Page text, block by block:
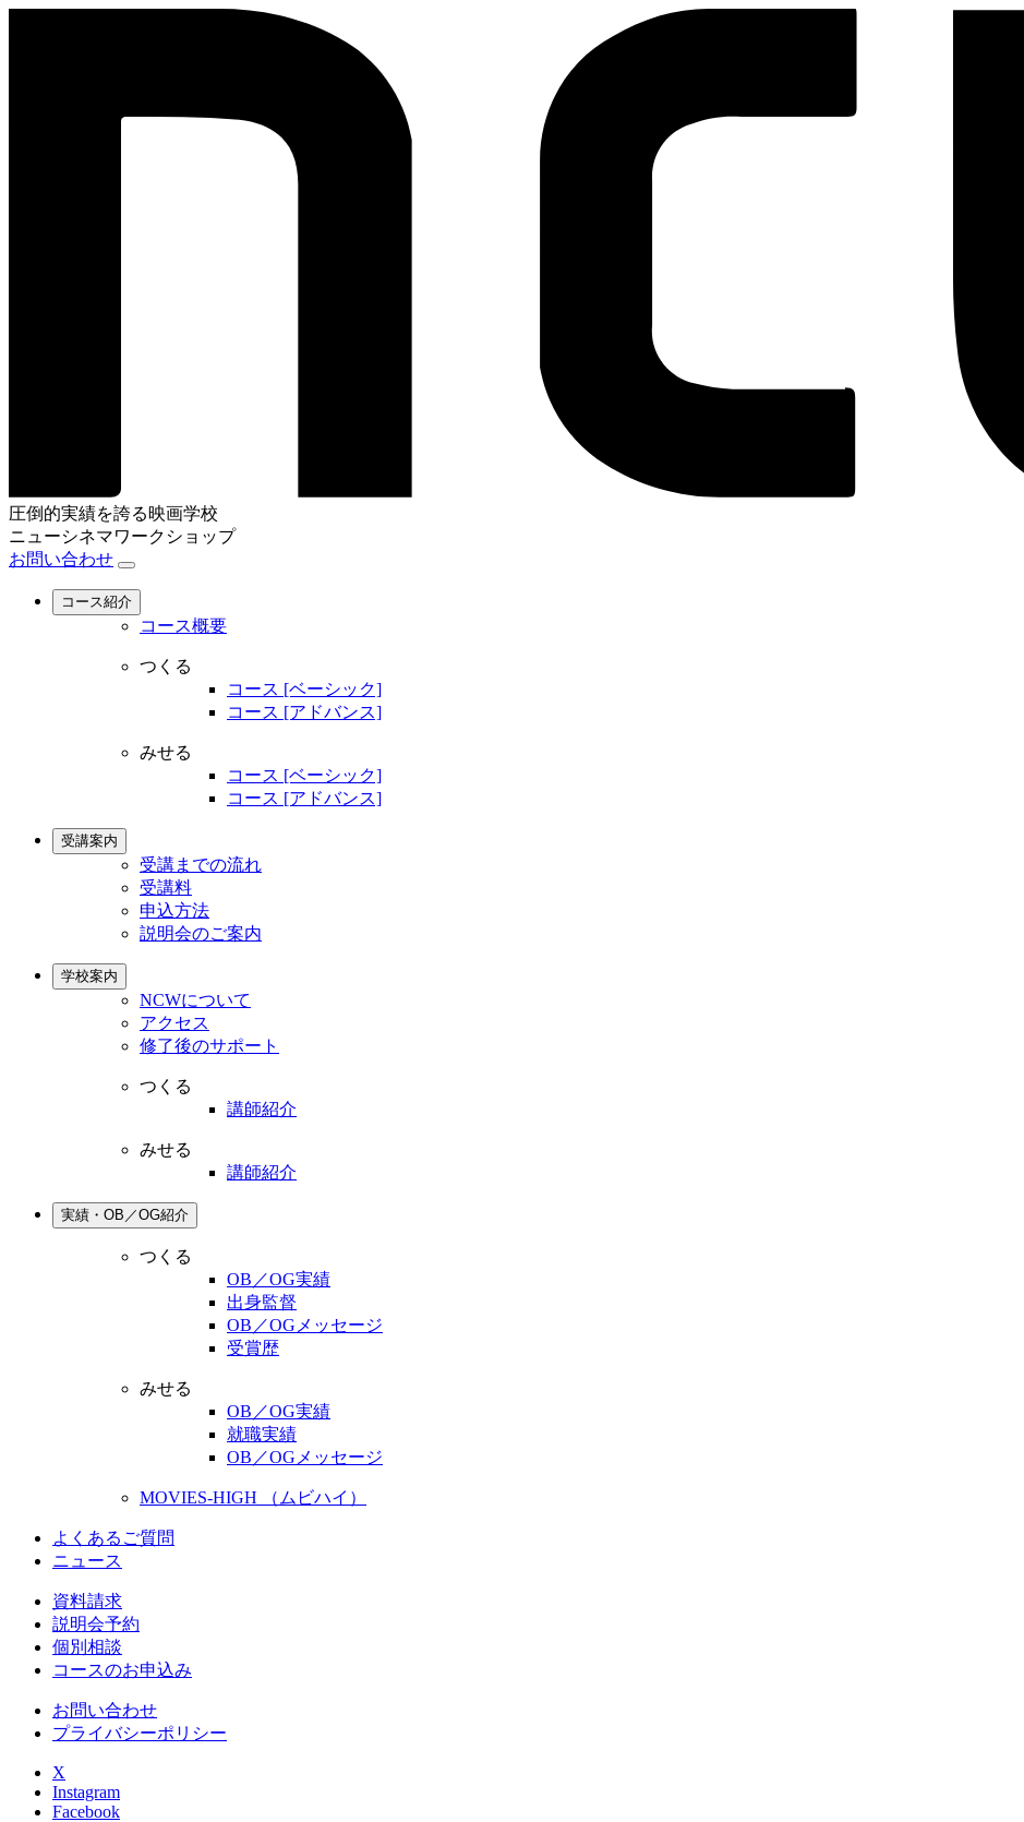
圧倒的実績を誇る映画学校
ニューシネマワークショップ
お問い合わせ
コース紹介
コース概要
つくる
コース [ベーシック]
コース [アドバンス]
みせる
コース [ベーシック]
コース [アドバンス]
受講案内
受講までの流れ
受講料
申込方法
説明会のご案内
学校案内
NCWについて
アクセス
修了後のサポート
つくる
講師紹介
みせる
講師紹介
実績・OB／OG紹介
つくる
OB／OG実績
出身監督
OB／OGメッセージ
受賞歴
みせる
OB／OG実績
就職実績
OB／OGメッセージ
MOVIES-HIGH （ムビハイ）
よくあるご質問
ニュース
資料請求
説明会予約
個別相談
コースのお申込み
お問い合わせ
プライバシーポリシー
X
Instagram
Facebook